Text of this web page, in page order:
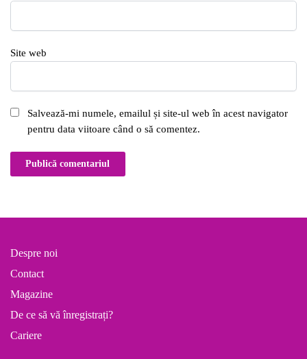
Site web
Salvează-mi numele, emailul și site-ul web în acest navigator
pentru data viitoare când o să comentez.
Despre noi
Contact
Magazine
De ce să vă înregistrați?
Cariere